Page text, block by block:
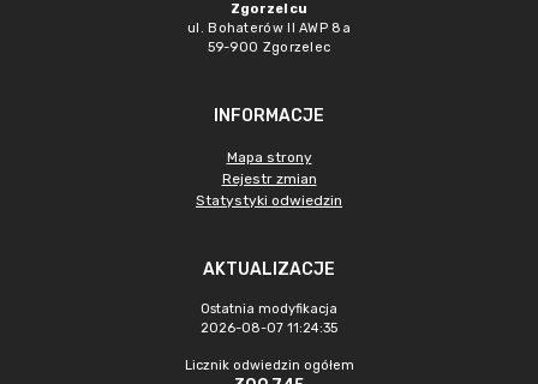
Zgorzelcu
ul. Bohaterów II AWP 8a
59-900 Zgorzelec
INFORMACJE
Mapa strony
Rejestr zmian
Statystyki odwiedzin
AKTUALIZACJE
Ostatnia modyfikacja
2026-08-07 11:24:35
Licznik odwiedzin ogółem